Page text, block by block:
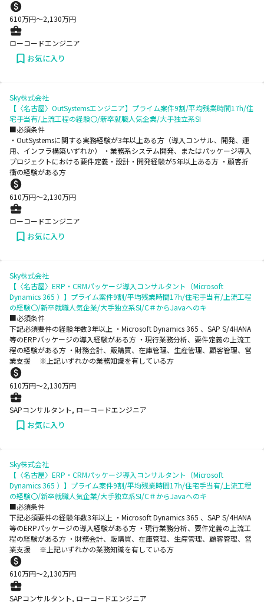
610万円〜2,130万円
ローコードエンジニア
お気に入り
Sky株式会社
【〈名古屋〉OutSystemsエンジニア】プライム案件9割/平均残業時間17h/住
宅手当有/上流工程の経験〇/新卒就職人気企業/大手独立系SI
■必須条件
・OutSystemsに関する実務経験が3年以上ある方（導入コンサル、開発、運
用、インフラ構築いずれか） ・業務系システム開発、またはパッケージ導入
プロジェクトにおける要件定義・設計・開発経験が5年以上ある方 ・顧客折
衝の経験がある方
610万円〜2,130万円
ローコードエンジニア
お気に入り
Sky株式会社
【〈名古屋〉ERP・CRMパッケージ導入コンサルタント（Microsoft
Dynamics 365 ）】プライム案件9割/平均残業時間17h/住宅手当有/上流工程
の経験〇/新卒就職人気企業/大手独立系SI/C＃からJavaへのキ
■必須条件
下記必須要件の経験年数3年以上 ・Microsoft Dynamics 365 、SAP S/4HANA
等のERPパッケージの導入経験がある方 ・現行業務分析、要件定義の上流工
程の経験がある方 ・財務会計、販購買、在庫管理、生産管理、顧客管理、営
業支援 ※上記いずれかの業務知識を有している方
610万円〜2,130万円
SAPコンサルタント, ローコードエンジニア
お気に入り
Sky株式会社
【〈名古屋〉ERP・CRMパッケージ導入コンサルタント（Microsoft
Dynamics 365 ）】プライム案件9割/平均残業時間17h/住宅手当有/上流工程
の経験〇/新卒就職人気企業/大手独立系SI/C＃からJavaへのキ
■必須条件
下記必須要件の経験年数3年以上 ・Microsoft Dynamics 365 、SAP S/4HANA
等のERPパッケージの導入経験がある方 ・現行業務分析、要件定義の上流工
程の経験がある方 ・財務会計、販購買、在庫管理、生産管理、顧客管理、営
業支援 ※上記いずれかの業務知識を有している方
610万円〜2,130万円
SAPコンサルタント, ローコードエンジニア